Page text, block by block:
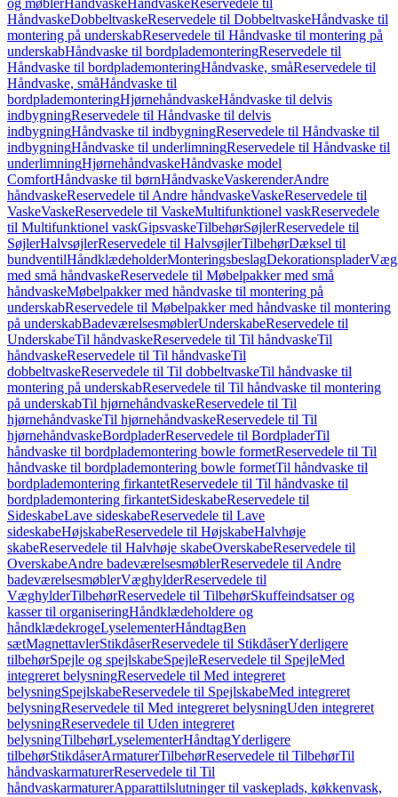
og møblerHåndvaskeHåndvaskeReservedele til
HåndvaskeDobbeltvaskeReservedele til DobbeltvaskeHåndvaske til
montering på underskabReservedele til Håndvaske til montering på
underskabHåndvaske til bordplademonteringReservedele til
Håndvaske til bordplademonteringHåndvaske, småReservedele til
Håndvaske, småHåndvaske til
bordplademonteringHjørnehåndvaskeHåndvaske til delvis
indbygningReservedele til Håndvaske til delvis
indbygningHåndvaske til indbygningReservedele til Håndvaske til
indbygningHåndvaske til underlimningReservedele til Håndvaske til
underlimningHjørnehåndvaskeHåndvaske model
ComfortHåndvaske til børnHåndvaskeVaskerenderAndre
håndvaskeReservedele til Andre håndvaskeVaskeReservedele til
VaskeVaskeReservedele til VaskeMultifunktionel vaskReservedele
til Multifunktionel vaskGipsvaskeTilbehørSøjlerReservedele til
SøjlerHalvsøjlerReservedele til HalvsøjlerTilbehørDæksel til
bundventilHåndklædeholderMonteringsbeslagDekorationsplader
med små håndvaskeReservedele til Møbelpakker med små
håndvaskeMøbelpakker med håndvaske til montering på
underskabReservedele til Møbelpakker med håndvaske til montering
på underskabBadeværelsesmøblerUnderskabeReservedele til
UnderskabeTil håndvaskeReservedele til Til håndvaskeTil
håndvaskeReservedele til Til håndvaskeTil
dobbeltvaskeReservedele til Til dobbeltvaskeTil håndvaske til
montering på underskabReservedele til Til håndvaske til montering
på underskabTil hjørnehåndvaskeReservedele til Til
hjørnehåndvaskeTil hjørnehåndvaskeReservedele til Til
hjørnehåndvaskeBordpladerReservedele til BordpladerTil
håndvaske til bordplademontering bowle formetReservedele til Til
håndvaske til bordplademontering bowle formetTil håndvaske til
bordplademontering firkantetReservedele til Til håndvaske til
bordplademontering firkantetSideskabeReservedele til
SideskabeLave sideskabeReservedele til Lave
sideskabeHøjskabeReservedele til HøjskabeHalvhøje
skabeReservedele til Halvhøje skabeOverskabeReservedele til
OverskabeAndre badeværelsesmøblerReservedele til Andre
badeværelsesmøblerVæghylderReservedele til
VæghylderTilbehørReservedele til TilbehørSkuffeindsatser og
kasser til organiseringHåndklædeholdere og
håndklædekrogeLyselementerHåndtagBen
sætMagnettavlerStikdåserReservedele til StikdåserYderligere
tilbehørSpejle og spejlskabeSpejleReservedele til SpejleMed
integreret belysningReservedele til Med integreret
belysningSpejlskabeReservedele til SpejlskabeMed integreret
belysningReservedele til Med integreret belysningUden integreret
belysningReservedele til Uden integreret
belysningTilbehørLyselementerHåndtagYderligere
tilbehørStikdåserArmaturerTilbehørReservedele til TilbehørTil
håndvaskarmaturerReservedele til Til
håndvaskarmaturerApparattilslutninger til vaskeplads, køkkenvask,